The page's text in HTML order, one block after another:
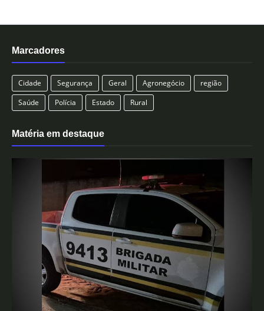
Marcadores
Cidade Segurança Geral Agronegócio
região
Saúde
Polícia Estado Rural
Matéria em destaque